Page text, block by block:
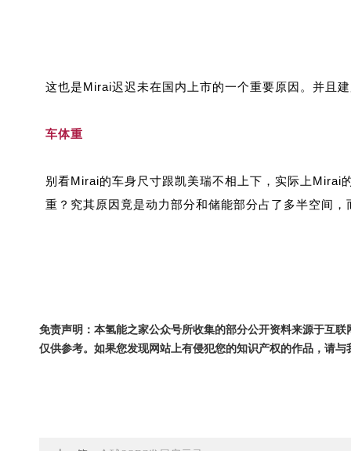
这也是Mirai迟迟未在国内上市的一个重要原因。并且
车体重
别看Mirai的车身尺寸跟凯美瑞不相上下，实际上Mirai
重？究其原因竟是动力部分和储能部分占了多半空间
免责声明：本氢能之家公众号所收集的部分公开资料来源于互
仅供参考。如果您发现网站上有侵犯您的知识产权的作品，请